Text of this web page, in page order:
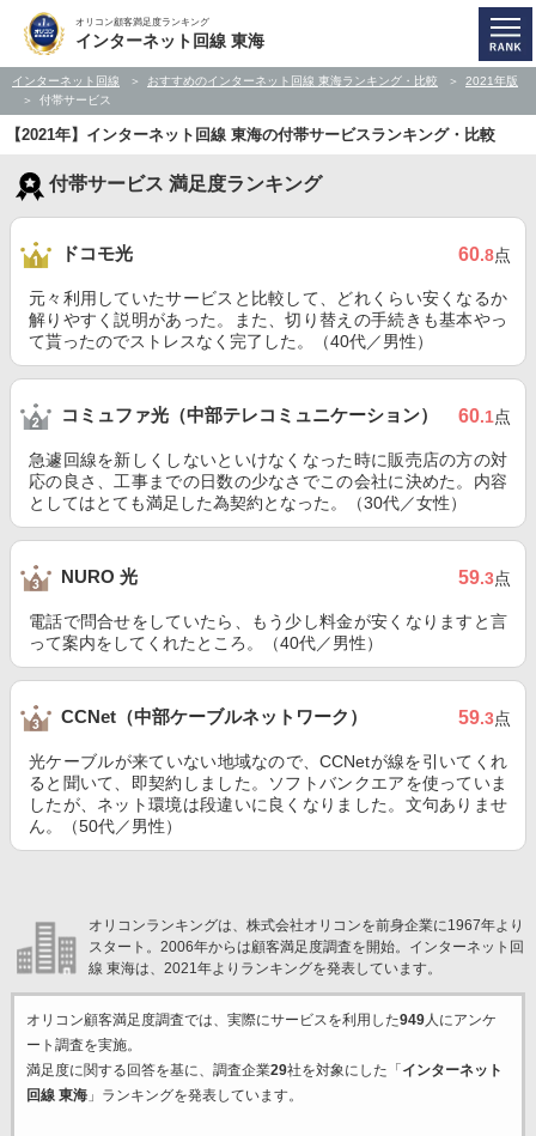
オリコン顧客満足度ランキング
インターネット回線 東海
インターネット回線 おすすめのインターネット回線 東海ランキング・比較
2021年版
付帯サービス
【2021年】インターネット回線 東海の付帯サービスランキング・比較
付帯サービス 満足度ランキング
ドコモ光 60.8点
元々利用していたサービスと比較して、どれくらい安くなるか
解りやすく説明があった。また、切り替えの手続きも基本やっ
て貰ったのでストレスなく完了した。（40代／男性）
コミュファ光（中部テレコミュニケーション） 60.1点
急遽回線を新しくしないといけなくなった時に販売店の方の対
応の良さ、工事までの日数の少なさでこの会社に決めた。内容
としてはとても満足した為契約となった。（30代／女性）
NURO 光 59.3点
電話で問合せをしていたら、もう少し料金が安くなりますと言
って案内をしてくれたところ。（40代／男性）
CCNet（中部ケーブルネットワーク） 59.3点
光ケーブルが来ていない地域なので、CCNetが線を引いてくれ
ると聞いて、即契約しました。ソフトバンクエアを使っていま
したが、ネット環境は段違いに良くなりました。文句ありませ
ん。（50代／男性）
オリコンランキングは、株式会社オリコンを前身企業に1967年より
スタート。2006年からは顧客満足度調査を開始。インターネット回
線 東海は、2021年よりランキングを発表しています。
オリコン顧客満足度調査では、実際にサービスを利用した949人にアンケ
ート調査を実施。
満足度に関する回答を基に、調査企業29社を対象にした「 インターネット
回線 東海」ランキングを発表しています。